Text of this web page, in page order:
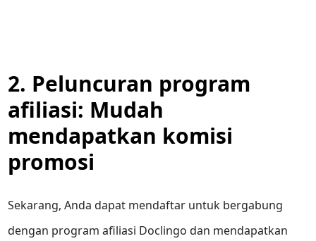
2. Peluncuran program
afiliasi: Mudah
mendapatkan komisi
promosi
Sekarang, Anda dapat mendaftar untuk bergabung
dengan program afiliasi Doclingo dan mendapatkan